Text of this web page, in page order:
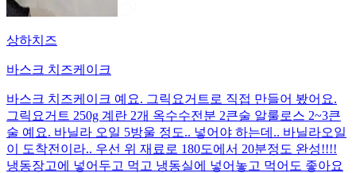
상하치즈
바스크 치즈케이크
바스크 치즈케이크 예요. 그릭요거트로 직접 만들어 봤어요.
그릭요거트 250g 계란 2개 옥수수전분 2큰술 알룰로스 2~3큰
술 예요. 바닐라 오일 5방울 정도.. 넣어야 하는데.. 바닐라오일
이 도착전이라.. 우선 위 재료로 180도에서 20분정도 완성!!!!
냉동장고에 넣어두고 먹고 냉동실에 넣어놓고 먹어도 좋아요